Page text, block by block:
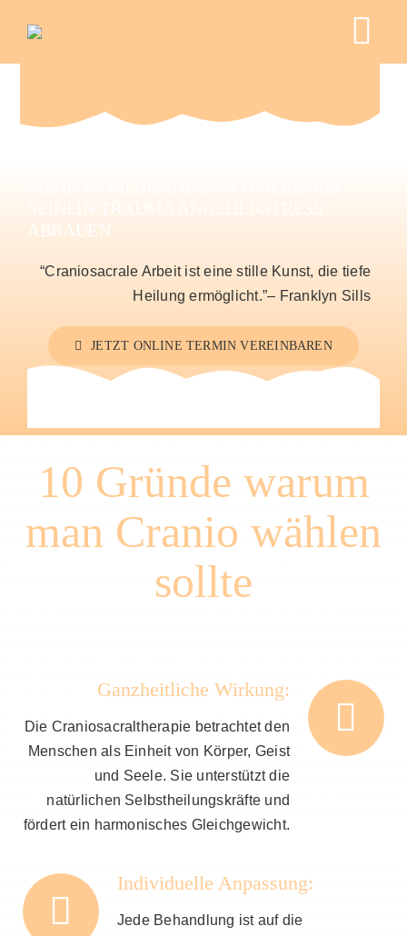
content
ANGEBOTE
NEUIGKEITEN
ABBAUEN
“Craniosacrale Arbeit ist eine stille Kunst, die tiefe
Heilung ermöglicht.”– Franklyn Sills
JETZT ONLINE TERMIN VEREINBAREN
10 Gründe warum
man Cranio wählen
sollte
Ganzheitliche Wirkung:
Die Craniosacraltherapie betrachtet den
Menschen als Einheit von Körper, Geist
und Seele. Sie unterstützt die
natürlichen Selbstheilungskräfte und
fördert ein harmonisches Gleichgewicht.
Individuelle Anpassung:
Jede Behandlung ist auf die